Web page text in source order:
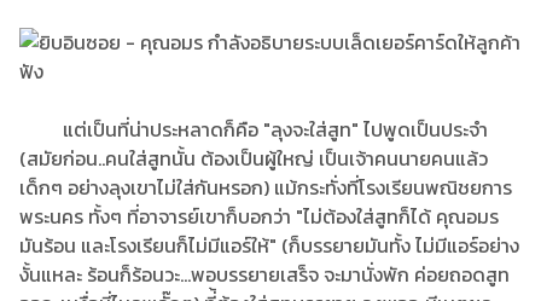
แต่เป็นที่น่าประหลาดก็คือ "ลุงจะใส่สูท" ไปพูดเป็นประจำ
(สมัยก่อน..คนใส่สูทนั้น ต้องเป็นผู้ใหญ่ เป็นเจ้าคนนายคนแล้ว
เด็กๆ อย่างลุงเขาไม่ใส่กันหรอก) แม้กระทั่งที่โรงเรียนพณิชยการ
พระนคร ทั้งๆ ที่อาจารย์เขาก็บอกว่า "ไม่ต้องใส่สูทก็ได้ คุณอมร
มันร้อน และโรงเรียนก็ไม่มีแอร์ให้" (ก็บรรยายมันทั้ง ไม่มีแอร์อย่าง
งั้นแหละ ร้อนก็ร้อนวะ...พอบรรยายเสร็จ จะมานั่งพัก ค่อยถอดสูท